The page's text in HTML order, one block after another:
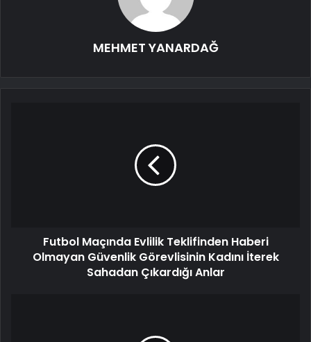
MEHMET YANARDAĞ
Futbol Maçında Evlilik Teklifinden Haberi
Olmayan Güvenlik Görevlisinin Kadını İterek
Sahadan Çıkardığı Anlar